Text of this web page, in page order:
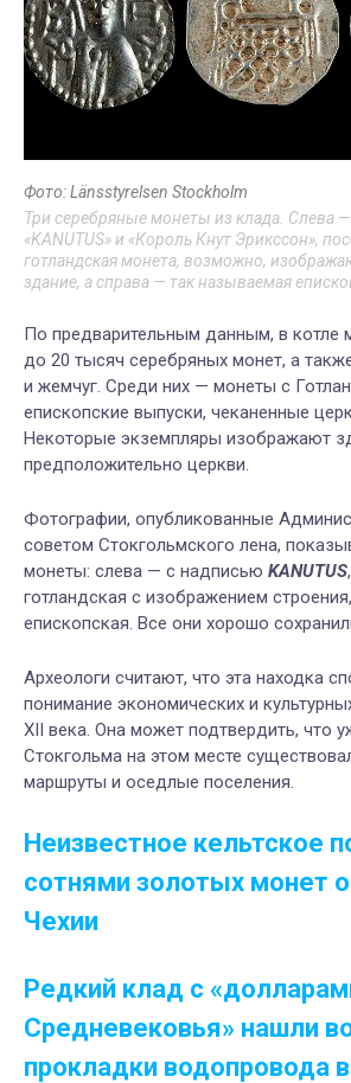
Фото: Länsstyrelsen Stockholm
Три серебряные монеты из клада. Слева
«KANUTUS» и «Король Кнут Эрикссон»,
готландская монета, возможно,
здание, а справа — так называемая
По предварительным данным, в котле
до 20 тысяч серебряных монет, а
и жемчуг. Среди них — монеты с
епископские выпуски, чеканенные
Некоторые экземпляры изображают
предположительно церкви.
Фотографии, опубликованные
советом Стокгольмского лена,
монеты: слева — с надписью KANUTUS
готландская с изображением
епископская. Все они хорошо
Археологи считают, что эта находка
понимание экономических и
XII века. Она может подтвердить, что
Стокгольма на этом месте
маршруты и оседлые поселения.
Неизвестное кельтское
сотнями золотых монет
Чехии
Редкий клад с
Средневековья» нашли
прокладки водопровода